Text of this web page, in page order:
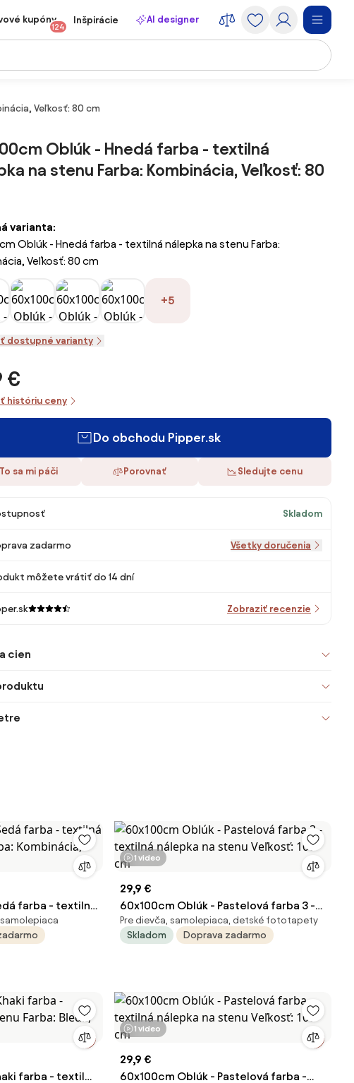
kupóny
124
Inšpirácie AI designer
Veľkosť: 80 cm
Oblúk - Hnedá farba - textilná
na stenu Farba: Kombinácia, Veľkosť: 80
varianta:
Oblúk - Hnedá farba - textilná nálepka na stenu Farba:
Veľkosť: 80 cm
+5
dostupné varianty
€
históriu ceny
Do obchodu Pipper.sk
To sa mi páči Porovnať Sledujte cenu
Skladom
zadarmo Všetky doručenia
môžete vrátiť do 14 dní
Zobraziť recenzie
cien
farba - textilná
Kombinácia,
1 video
29,9 €
60x100cm Oblúk - Pastelová farba 3 -
textilná nálepka na stenu Veľkosť: 100
cm
Pre dievča, samolepiaca, detské fototapety
Skladom
Doprava zadarmo
farba - textilná
1 video
29,9 €
60x100cm Oblúk - Pastelová farba -